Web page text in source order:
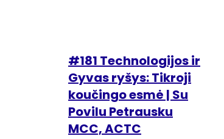
#181 Technologijos ir
Gyvas ryšys: Tikroji
koučingo esmė | Su
Povilu Petrausku
MCC, ACTC